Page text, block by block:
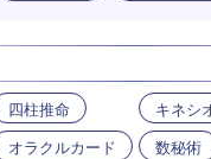
四柱推命
オラクルカード
キネシ
数秘術